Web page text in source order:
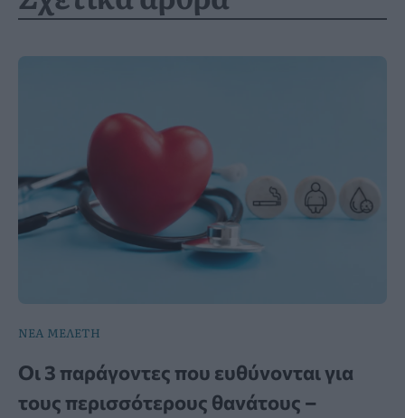
ΝΕΑ ΜΕΛΕΤΗ
Οι 3 παράγοντες που ευθύνονται για
τους περισσότερους θανάτους –